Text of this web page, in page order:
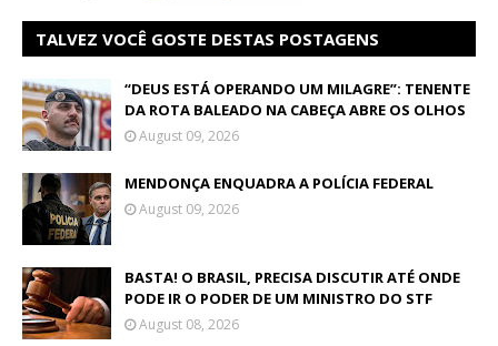
TALVEZ VOCÊ GOSTE DESTAS POSTAGENS
“DEUS ESTÁ OPERANDO UM MILAGRE”: TENENTE
DA ROTA BALEADO NA CABEÇA ABRE OS OLHOS
August 09, 2026
MENDONÇA ENQUADRA A POLÍCIA FEDERAL
August 09, 2026
BASTA! O BRASIL, PRECISA DISCUTIR ATÉ ONDE
PODE IR O PODER DE UM MINISTRO DO STF
August 08, 2026